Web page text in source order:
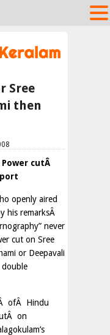
Sree
then
cutÂ
openly aired
his remarksÂ
never
cut on Sree
or Deepavali
double
ofÂ Hindu
on